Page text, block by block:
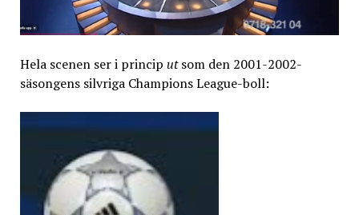
Hela scenen ser i princip utsom den 2001-2002-
säsongens silvriga Champions League-boll: